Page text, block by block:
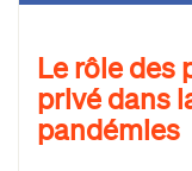
Le rôle des
privé dans
pandémies